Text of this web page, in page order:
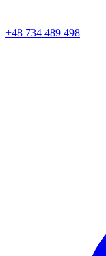
+48 734 489 498